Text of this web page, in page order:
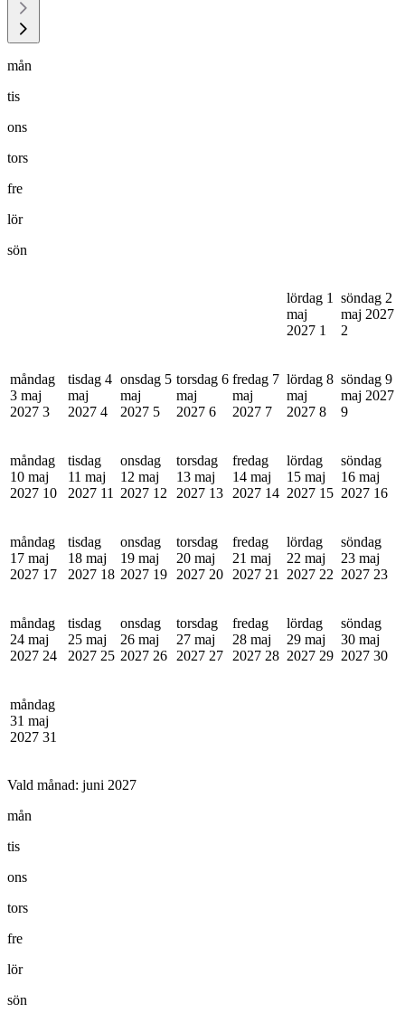
mån
tis
ons
tors
fre
lör
sön
lördag 1
maj
2027 1
söndag 2
maj 2027
2
måndag
3 maj
2027 3
tisdag 4
maj
2027 4
onsdag 5
maj
2027 5
torsdag 6
maj
2027 6
fredag 7
maj
2027 7
lördag 8
maj
2027 8
söndag 9
maj 2027
9
måndag
10 maj
2027 10
tisdag
11 maj
2027 11
onsdag
12 maj
2027 12
torsdag
13 maj
2027 13
fredag
14 maj
2027 14
lördag
15 maj
2027 15
söndag
16 maj
2027 16
måndag
17 maj
2027 17
tisdag
18 maj
2027 18
onsdag
19 maj
2027 19
torsdag
20 maj
2027 20
fredag
21 maj
2027 21
lördag
22 maj
2027 22
söndag
23 maj
2027 23
måndag
24 maj
2027 24
tisdag
25 maj
2027 25
onsdag
26 maj
2027 26
torsdag
27 maj
2027 27
fredag
28 maj
2027 28
lördag
29 maj
2027 29
söndag
30 maj
2027 30
måndag
31 maj
2027 31
Vald månad: juni 2027
mån
tis
ons
tors
fre
lör
sön